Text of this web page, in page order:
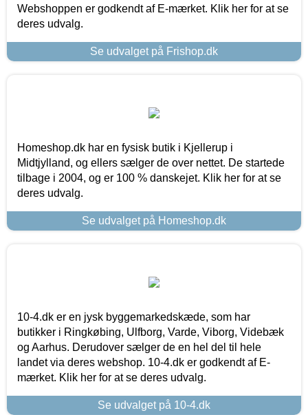
Webshoppen er godkendt af E-mærket. Klik her for at se
deres udvalg.
Se udvalget på Frishop.dk
Homeshop.dk har en fysisk butik i Kjellerup i
Midtjylland, og ellers sælger de over nettet. De startede
tilbage i 2004, og er 100 % danskejet. Klik her for at se
deres udvalg.
Se udvalget på Homeshop.dk
10-4.dk er en jysk byggemarkedskæde, som har
butikker i Ringkøbing, Ulfborg, Varde, Viborg, Videbæk
og Aarhus. Derudover sælger de en hel del til hele
landet via deres webshop. 10-4.dk er godkendt af E-
mærket. Klik her for at se deres udvalg.
Se udvalget på 10-4.dk